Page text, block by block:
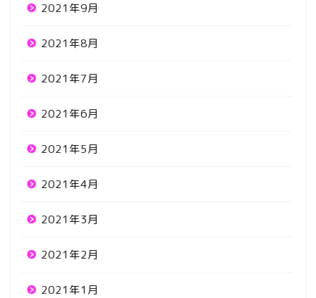
2021年9月
2021年8月
2021年7月
2021年6月
2021年5月
2021年4月
2021年3月
2021年2月
2021年1月